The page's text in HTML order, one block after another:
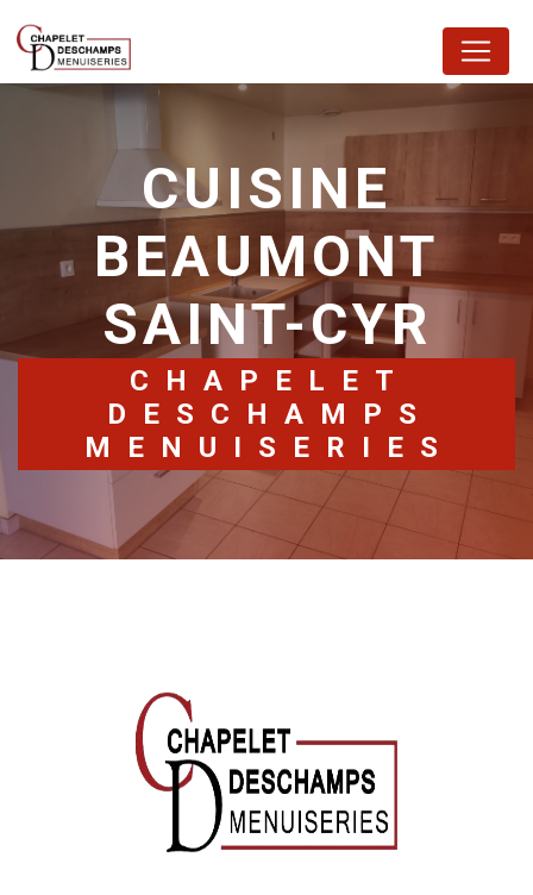
CUISINE
BEAUMONT
SAINT-CYR
CHAPELET
DESCHAMPS
MENUISERIES